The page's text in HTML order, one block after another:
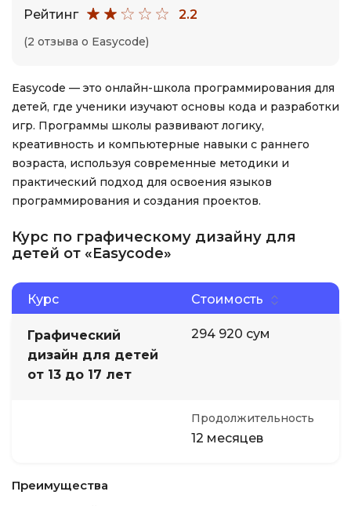
Рейтинг 2.2
(2 отзыва о Easycode)
Easycode — это онлайн-школа программирования для
детей, где ученики изучают основы кода и разработки
игр. Программы школы развивают логику,
креативность и компьютерные навыки с раннего
возраста, используя современные методики и
практический подход для освоения языков
программирования и создания проектов.
Курс по графическому дизайну для
детей от «Easycode»
Курс Стоимость
Графический
дизайн для детей
от 13 до 17 лет
294 920 сум
Продолжительность
12 месяцев
Преимущества